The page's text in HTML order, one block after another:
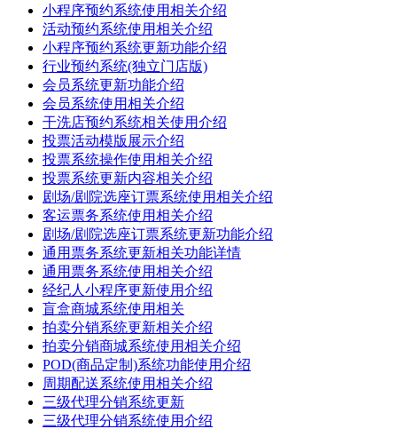
小程序预约系统使用相关介绍
活动预约系统使用相关介绍
小程序预约系统更新功能介绍
行业预约系统(独立门店版)
会员系统更新功能介绍
会员系统使用相关介绍
干洗店预约系统相关使用介绍
投票活动模版展示介绍
投票系统操作使用相关介绍
投票系统更新内容相关介绍
剧场/剧院选座订票系统使用相关介绍
客运票务系统使用相关介绍
剧场/剧院选座订票系统更新功能介绍
通用票务系统更新相关功能详情
通用票务系统使用相关介绍
经纪人小程序更新使用介绍
盲盒商城系统使用相关
拍卖分销系统更新相关介绍
拍卖分销商城系统使用相关介绍
POD(商品定制)系统功能使用介绍
周期配送系统使用相关介绍
三级代理分销系统更新
三级代理分销系统使用介绍